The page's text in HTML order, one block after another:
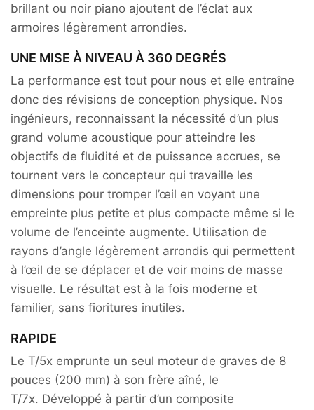
brillant ou noir piano ajoutent de l’éclat aux
armoires légèrement arrondies.
UNE MISE À NIVEAU À 360 DEGRÉS
La performance est tout pour nous et elle entraîne
donc des révisions de conception physique. Nos
ingénieurs, reconnaissant la nécessité d’un plus
grand volume acoustique pour atteindre les
objectifs de fluidité et de puissance accrues, se
tournent vers le concepteur qui travaille les
dimensions pour tromper l’œil en voyant une
empreinte plus petite et plus compacte même si le
volume de l’enceinte augmente. Utilisation de
rayons d’angle légèrement arrondis qui permettent
à l’œil de se déplacer et de voir moins de masse
visuelle. Le résultat est à la fois moderne et
familier, sans fioritures inutiles.
RAPIDE
Le T/5x emprunte un seul moteur de graves de 8
pouces (200 mm) à son frère aîné, le
T/7x. Développé à partir d’un composite